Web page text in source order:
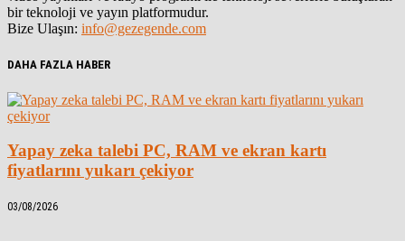
bir teknoloji ve yayın platformudur.
Bize Ulaşın: info@gezegende.com
DAHA FAZLA HABER
Yapay zeka talebi PC, RAM ve ekran kartı
fiyatlarını yukarı çekiyor
03/08/2026